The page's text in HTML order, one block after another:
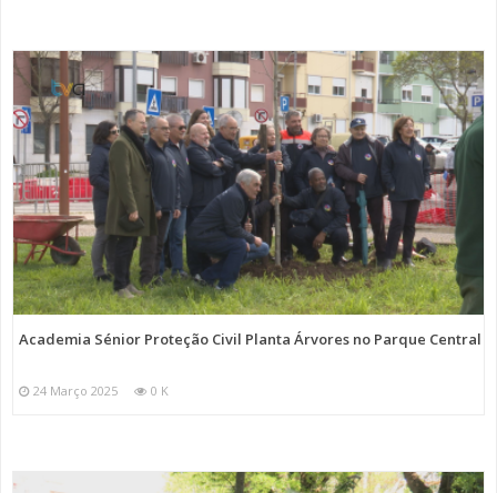
Academia Sénior Proteção Civil Planta Árvores no Parque Central
24 Março 2025 0 K